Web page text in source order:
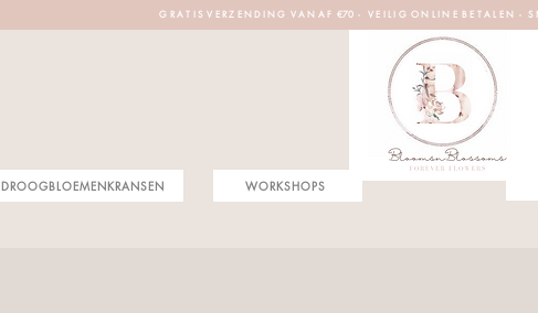
G R A T I S V E R Z E N D I N G V A N A F €70 - V E I L I G O N L I N E B E T A L E N - S
WORKSHOPS
DROOGBLOEMENKRANSEN